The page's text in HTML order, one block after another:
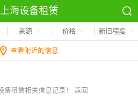
上海设备租赁
来源 价格 新旧程度
查看附近的信息
备租赁相关信息记录！ 返回